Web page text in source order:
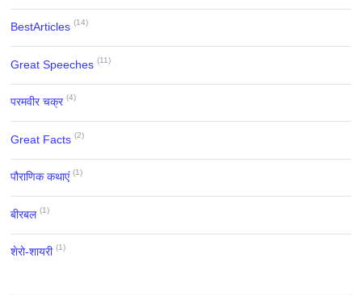
BestArticles (14)
Great Speeches (11)
परमवीर चक्र (4)
Great Facts (2)
पौराणिक कथाएं (1)
बीरबल (1)
शेरो-शायरी (1)